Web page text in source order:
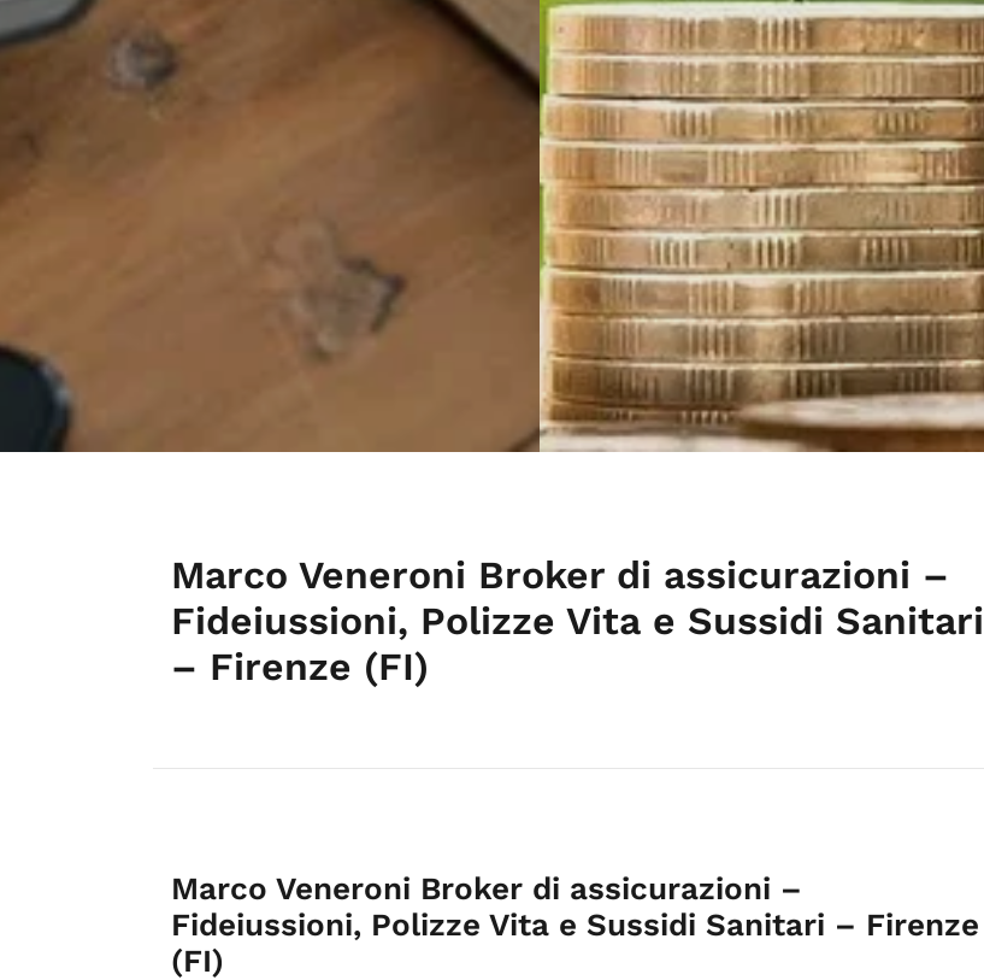
Marco Veneroni Broker di assicurazioni –
Fideiussioni, Polizze Vita e Sussidi Sanitari
– Firenze (FI)
Marco Veneroni Broker di assicurazioni –
Fideiussioni, Polizze Vita e Sussidi Sanitari – Firenze
(FI)